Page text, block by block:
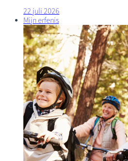
22 juli 2026
Mijn erfenis